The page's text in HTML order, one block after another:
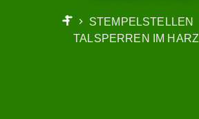
START
STEMPELSTELLEN
TALSPERREN IM HARZ